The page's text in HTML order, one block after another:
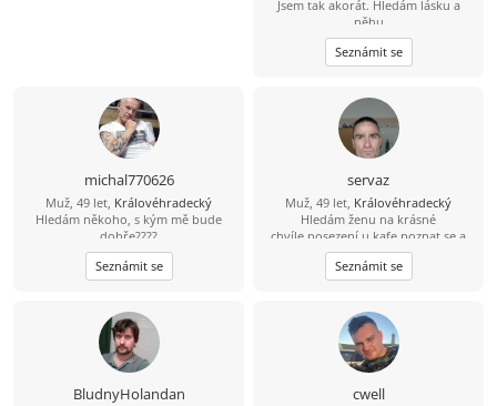
Jsem tak akorát. Hledám lásku a
něhu
Seznámit se
michal770626
Muž, 49 let, Královéhradecký
Hledám někoho, s kým mě bude
dobře????
Seznámit se
servaz
Muž, 49 let, Královéhradecký
Hledám ženu na krásné
chvíle,posezení u kafe,poznat se a
pak se uvidí.Jízda na horském kole
,lesňačky i traily.Procházka v
přírodě.A i jiné...
Seznámit se
BludnyHolandan cwell